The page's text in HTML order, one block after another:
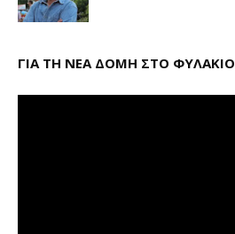
ΓΙΑ ΤΗ ΝΕΑ ΔΟΜΗ ΣΤΟ ΦΥΛΑΚΙΟ